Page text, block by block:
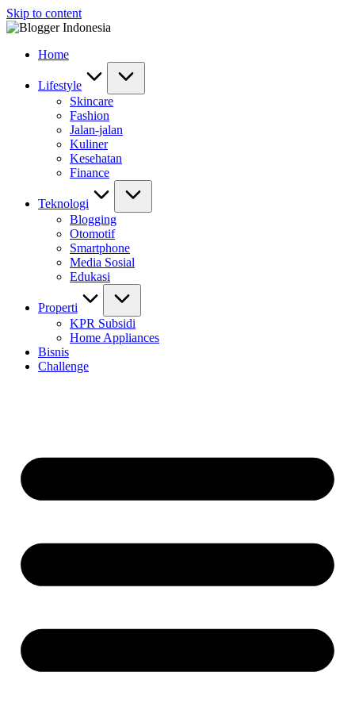
Skip to content
Home
Lifestyle
Skincare
Fashion
Jalan-jalan
Kuliner
Kesehatan
Finance
Teknologi
Blogging
Otomotif
Smartphone
Media Sosial
Edukasi
Properti
KPR Subsidi
Home Appliances
Bisnis
Challenge